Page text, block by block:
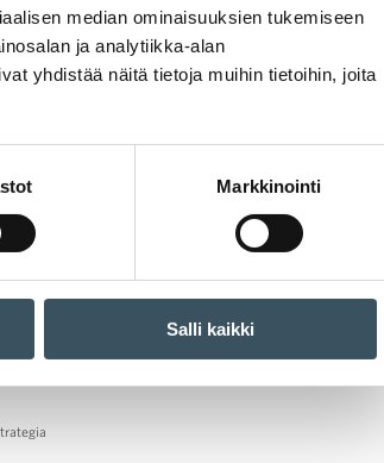
median ominaisuuksien tukemiseen
ja analytiikka-alan
yhdistää näitä tietoja muihin tietoihin, joita
Markkinointi
Salli kaikki